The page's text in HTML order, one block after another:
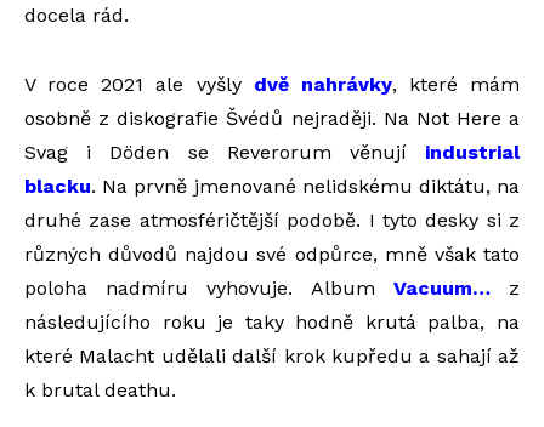
docela rád.
V roce 2021 ale vyšly dvě nahrávky, které mám
osobně z diskografie Švédů nejraději. Na Not Here a
Svag i Döden se Reverorum věnují industrial
blacku. Na prvně jmenované nelidskému diktátu, na
druhé zase atmosféričtější podobě. I tyto desky si z
různých důvodů najdou své odpůrce, mně však tato
poloha nadmíru vyhovuje. Album Vacuum…z
následujícího roku je taky hodně krutá palba, na
které Malacht udělali další krok kupředu a sahají až
k brutal deathu.